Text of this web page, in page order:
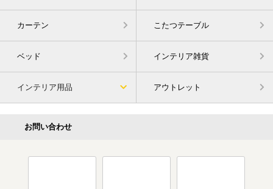
カーテン こたつテーブル
ベッド インテリア雑貨
インテリア用品 アウトレット
お問い合わせ